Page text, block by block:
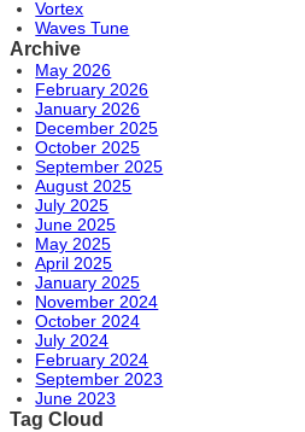
Vortex
Waves Tune
Archive
May 2026
February 2026
January 2026
December 2025
October 2025
September 2025
August 2025
July 2025
June 2025
May 2025
April 2025
January 2025
November 2024
October 2024
July 2024
February 2024
September 2023
June 2023
Tag Cloud